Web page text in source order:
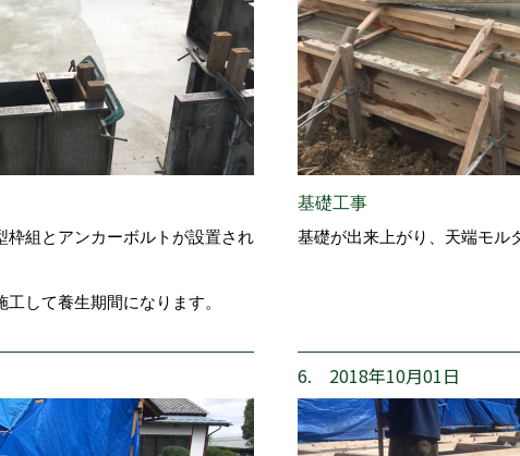
枠組とアンカーボルトが設置され
して養生期間になります。
基礎工事
基礎が出来上がり、天端モル
6. 2018年10月01日